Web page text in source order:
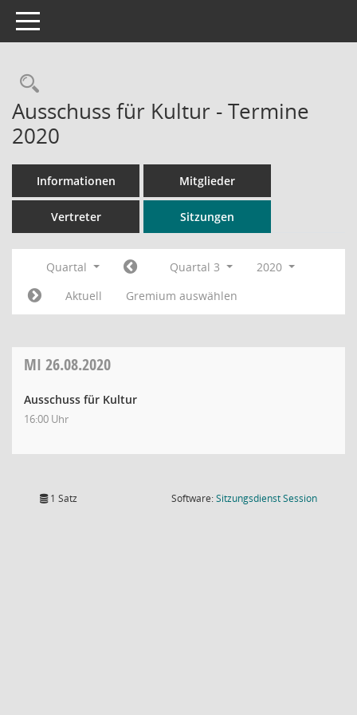
Toggle navigation
Rechercheauswahl
Ausschuss für Kultur - Termine
2020
Informationen Mitglieder
Vertreter Sitzungen
Quartal Quartal 3
2020
Aktuell
Gremium auswählen
MI 26.08.2020
Ausschuss für Kultur
16:00 Uhr
1 Satz Software:SitzungsdienstSession(Wird in